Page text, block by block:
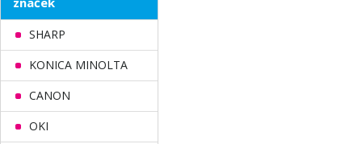
SHARP
KONICA MINOLTA
CANON
OKI